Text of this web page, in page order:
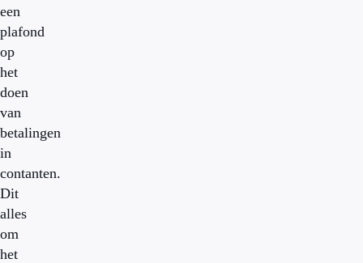
een
plafond
op
het
doen
van
betalingen
in
contanten.
Dit
alles
om
het